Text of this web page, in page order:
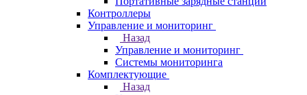
Контроллеры
Управление и мониторинг
Назад
Управление и мониторинг
Системы мониторинга
Комплектующие
Назад